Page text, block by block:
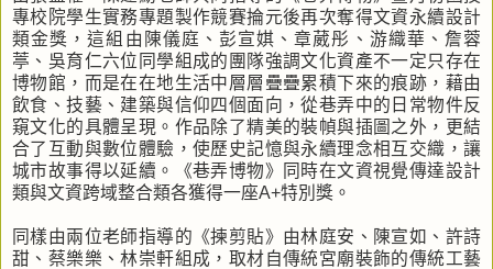
專校院學生實務專題製作競賽掄元後再次奪得文資永續設計
類金獎，這組由陳儀庭、彭宣娸、章葳彤、游織華、詹蓉
葶、吳育仁六位同學組成的團隊強調文化資產不一定只存在
博物館，而是在在地生活中層層疊疊累積下來的痕跡，藉由
飲食、技藝、建築與信仰四個面向，從巷弄中的日常物件反
窺文化的具體呈現。作品除了精美的裝幀與插圖之外，更結
合了互動與數位體驗，使歷史記憶與永續理念相互交織，讓
城市故事得以延續。《巷弄博物》同時在文資視覺傳達設計
類與文資跨域整合類各獲得一座A+特別獎。
同樣由兩位老師指導的《揀剪貼》由林庭安、陳宣如、許詩
甜、蔡樂樂、林崇軒組成，取材自傳統宮廟裝飾的傳統工藝